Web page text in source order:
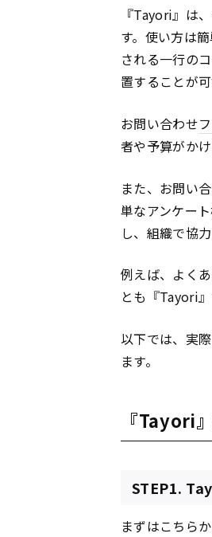
『Tayori』は
す。使い方は
される一行の
置することが可
お問い合わせ
者や予算がか
また、お問い
単なアンケー
し、組織で協
例えば、よく
とも『Tayori
以下では、実
ます。
『Tayori
STEP1.
まずはこちら